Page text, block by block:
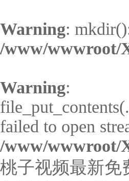
Warning:
/www/wwwroot/
Warning:
failed to open
/www/wwwroot/
桃子视频最新免